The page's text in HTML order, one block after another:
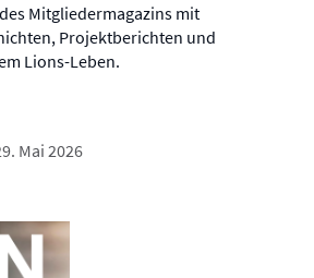
Mitgliedermagazins mit
Projektberichten und
Lions-Leben.
Mai 2026